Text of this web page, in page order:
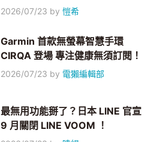
2026/07/23 by愷希
Garmin 首款無螢幕智慧手環
CIRQA 登場 專注健康無須訂閱！
2026/07/23 by 電獺編輯部
最無用功能掰了？日本 LINE 官宣
9 月關閉 LINE VOOM ！